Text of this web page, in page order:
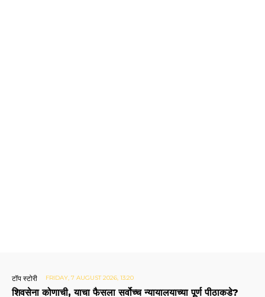
टॉप स्टोरी FRIDAY, 7 AUGUST 2026, 13:20
शिवसेना कोणाची, याचा फैसला सर्वोच्च न्यायालयाच्या पूर्ण पीठाकडे?